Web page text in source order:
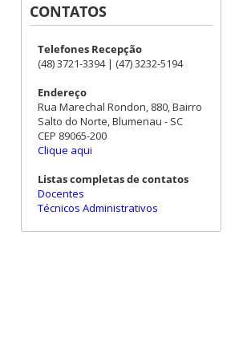
CONTATOS
Telefones Recepção
(48) 3721-3394 | (47) 3232-5194
Endereço
Rua Marechal Rondon, 880, Bairro
Salto do Norte, Blumenau - SC
CEP 89065-200
Clique aqui
Listas completas de contatos
Docentes
Técnicos Administrativos